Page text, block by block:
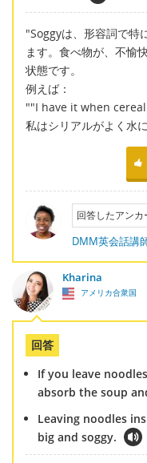
"Soggyは、形容詞で特
ます。食べ物が、不愉
状態です。
例えば：
""I have it when
私はシリアルがよく水
回答したアンカ
DMM英会話講
Kharina
アメリカ合衆国
回答
If you leave
absorb the soup
Leaving noodles
big and soggy.